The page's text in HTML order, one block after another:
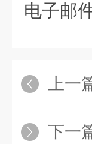
电子邮
上一
下一